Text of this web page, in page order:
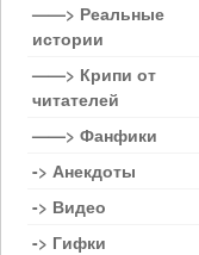
——> Реальные
истории
——> Крипи от
читателей
——> Фанфики
-> Анекдоты
-> Видео
-> Гифки